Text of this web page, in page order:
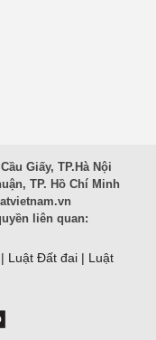
Giấy, TP.Hà Nội
TP. Hồ Chí Minh
liên quan:
| Luật Đất đai | Luật